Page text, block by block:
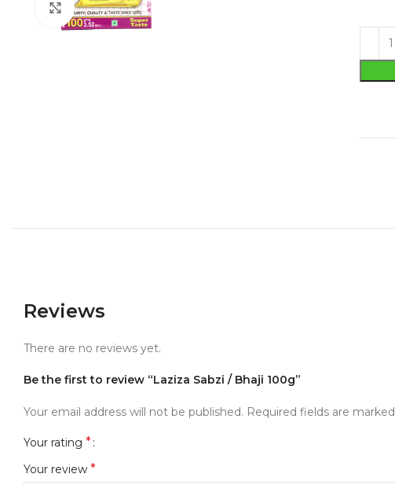
Click to enlarge
Reviews
There are no reviews yet.
Be the first to review “Laziza Sabzi / Bhaji 100g”
Your email address will not be published. Required fields are marked
Your rating *
Your review *